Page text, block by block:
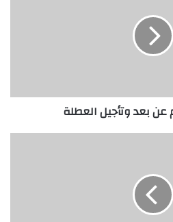
عن بعد وتأجيل العطلة